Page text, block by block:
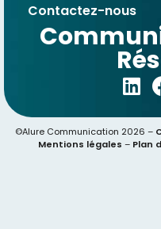
Contactez-nous
©Alure Communication 2026 –
Mentions légales – Plan